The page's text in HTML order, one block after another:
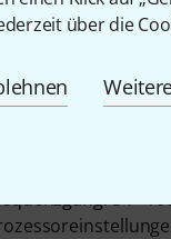
über die
Wochen lieferbar
IG3T
34 -